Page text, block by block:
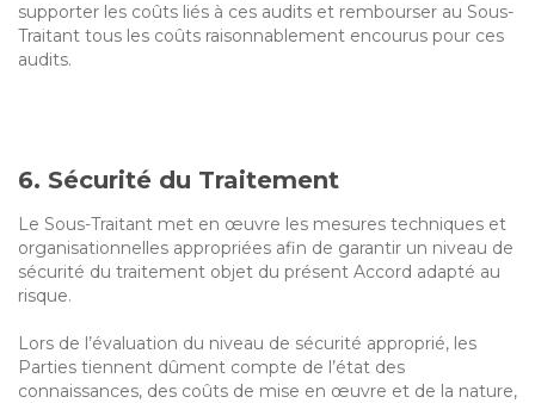
supporter les coûts liés à ces audits et rembourser au Sous-
Traitant tous les coûts raisonnablement encourus pour ces
audits.
6. Sécurité du Traitement
Le Sous-Traitant met en œuvre les mesures techniques et
organisationnelles appropriées afin de garantir un niveau de
sécurité du traitement objet du présent Accord adapté au
risque.
Lors de l’évaluation du niveau de sécurité approprié, les
Parties tiennent dûment compte de l’état des
connaissances, des coûts de mise en œuvre et de la nature,